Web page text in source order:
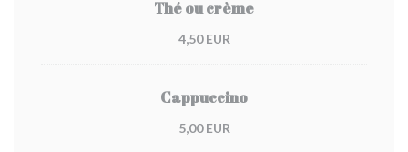
Thé ou crème
4,50 EUR
Cappuccino
5,00 EUR